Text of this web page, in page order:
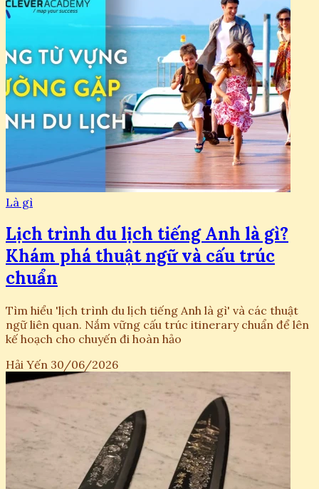
Là gì
Lịch trình du lịch tiếng Anh là gì?
Khám phá thuật ngữ và cấu trúc
chuẩn
Tìm hiểu 'lịch trình du lịch tiếng Anh là gì' và các thuật
ngữ liên quan. Nắm vững cấu trúc itinerary chuẩn để lên
kế hoạch cho chuyến đi hoàn hảo
Hải Yến 30/06/2026